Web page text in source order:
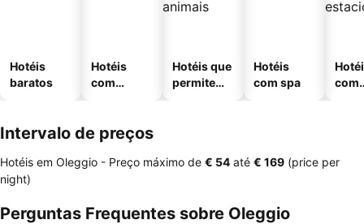
Hotéis
baratos
Hotéis
com
Hotéis que
permitem
Hotéis
com spa
com
Intervalo de preços
Hotéis em Oleggio - Preço máximo de ‎€ 54 até ‎€ 169 (price per
night)
Perguntas Frequentes sobre Oleggio